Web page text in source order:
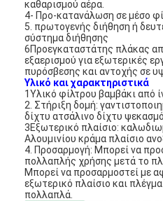
καθαρισμού αέρα.
4- Προ-κατανάλωση σε μέσο
5. πρωτογενής διήθηση ή
σύστημα διήθησης
6Προεγκαταστάτης πλάκας
εξαερισμού για εξωτερικές
πυρόσβεσης και αντοχής σε
Υλικό και χαρακτηριστικά
1Υλικό φίλτρου βαμβάκι από
2. Στήριξη δομή:
δίχτυ ατσάλινο δίχτυ
3Εξωτερικό πλαίσιο:
Αλουμινίου κράμα πλαίσιο
4. Προσαρμογή: Μπορεί να
πολλαπλής χρήσης μετά το
Μπορεί να προσαρμοστεί με
εξωτερικό πλαίσιο και
πολλαπλά.